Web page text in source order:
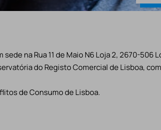
na Rua 11 de Maio N6 Loja 2, 2670-506
do Registo Comercial de Lisboa,
de Consumo de Lisboa.